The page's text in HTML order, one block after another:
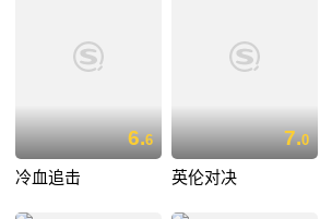
6.6
冷血追击
7.0
英伦对决